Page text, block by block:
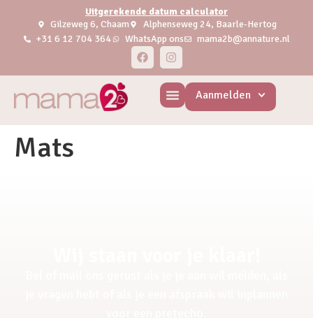
Uitgerekende datum calculator
Gilzeweg 6, Chaam
Alphenseweg 24, Baarle-Hertog
+31 6 12 704 364
WhatsApp ons mama2b@annature.nl
Aanmelden
Mats